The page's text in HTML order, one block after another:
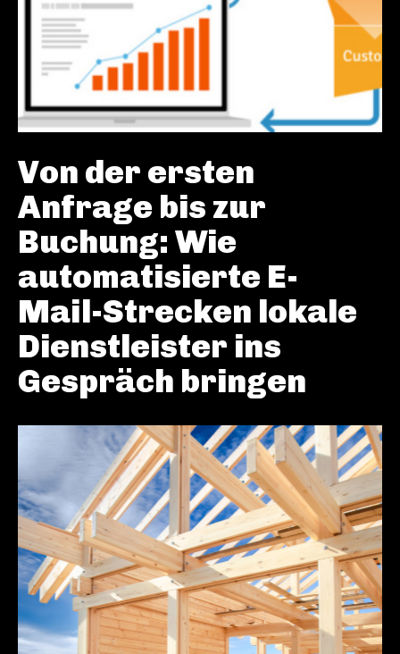
Von der ersten
Anfrage bis zur
Buchung: Wie
automatisierte E-
Mail-Strecken lokale
Dienstleister ins
Gespräch bringen